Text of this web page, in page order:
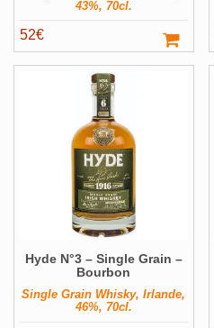
43%, 70cl.
52€
Hyde N°3 – Single Grain –
Bourbon
Single Grain Whisky, Irlande,
46%, 70cl.